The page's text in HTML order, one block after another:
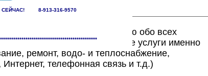
8-913-316-9570
исчерпывающую информацию обо всех
жилищно-коммунальные услуги именно
ремонт, водо- и теплоснабжение,
телефонная связь и т.д.)